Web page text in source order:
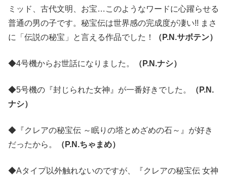
ミッド、古代文明、お宝…このようなワードに心躍らせる
普通の男の子です。秘宝伝は世界感の完成度が凄い!! まさ
に「伝説の秘宝」と言える作品でした！
（P.N.サボテン）
◆4号機からお世話になりました。 （P.N.ナシ）
◆5号機の『封じられた女神』が一番好きでした。
（P.N.
ナシ）
◆『クレアの秘宝伝 ～眠りの塔とめざめの石～』が好き
だったから。
（P.N.ちゃまめ）
◆Aタイプ以外触れないのですが、『クレアの秘宝伝 女神